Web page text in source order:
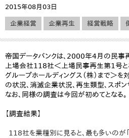
2015年08月03日
企業経営 企業再生 経営戦略
帝国データバンクは、2000年4月の民
上場会社118社＜上場民事再生第1号と
グループホールディングス（株）まで＞
の状況、消滅企業状況、再生類型、スポン
なお、同様の調査は今回が初めてとなる。
【調査結果】
118社を業種別に見ると、最も多いのが